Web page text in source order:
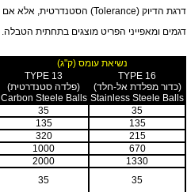
דרגת הדיוק (Tolerance) הסטנדרטית, אלא אם צוין אחרת : ±0.3mm
דגמים ומאפייני הפריט מוצגים בתחתית הטבלה.
נשיאת עומס (ק"ג)
TYPE 16
(כדור מפלדת אל-חלד)
Stainless Steele Balls
TYPE 13
(פלדה סטנדרטית)
Carbon Steele Balls
35
35
135
135
215
320
670
1000
1330
2000
35
35